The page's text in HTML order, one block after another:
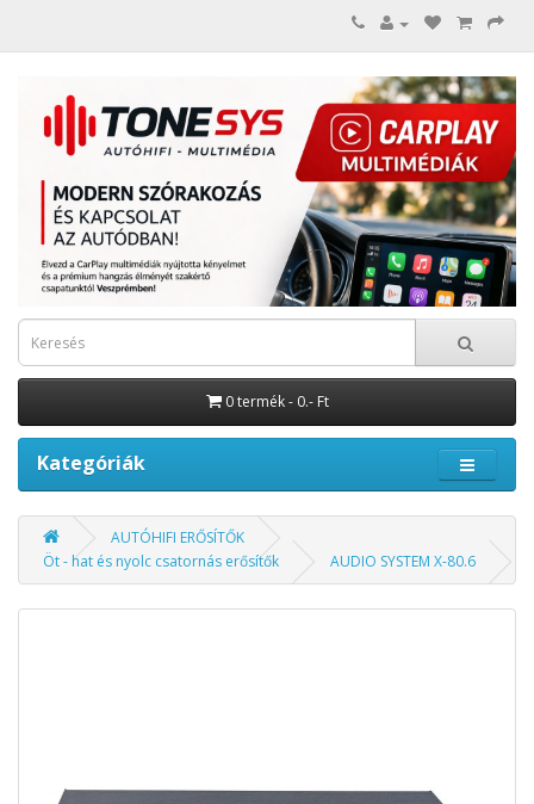
0 termék - 0.- Ft
Kategóriák
AUTÓHIFI ERŐSÍTŐK
Öt - hat és nyolc csatornás erősítők
AUDIO SYSTEM X-80.6